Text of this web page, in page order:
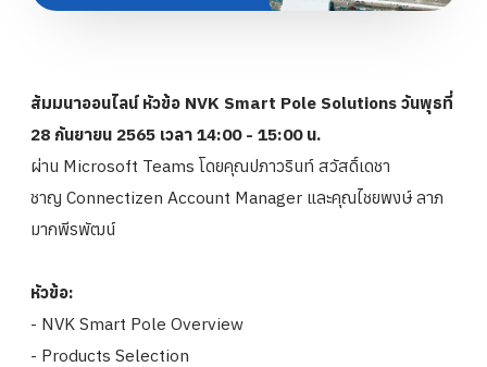
สัมมนาออนไลน์ หัวข้อ NVK Smart Pole Solutions วันพุธที่
28 กันยายน 2565 เวลา 14:00 - 15:00 น.
ผ่าน Microsoft Teams โดยคุณปภาวรินท์ สวัสดิ์เดชา
ชาญ Connectizen Account Manager และคุณไชยพงษ์ ลาภ
มากพีรพัฒน์
หัวข้อ:
- NVK Smart Pole Overview
- Products Selection